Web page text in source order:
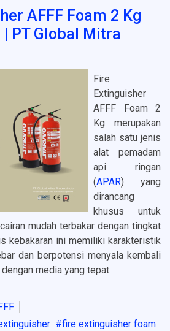
AFFF Foam 2 Kg
| PT Global Mitra
Fire
Extinguisher
AFFF Foam 2
Kg merupakan
salah satu jenis
alat pemadam
api ringan
(APAR) yang
dirancang
khusus untuk
mudah terbakar dengan tingkat
kebakaran ini memiliki karakteristik
dan berpotensi menyala kembali
media yang tepat.
fire extinguisher foam